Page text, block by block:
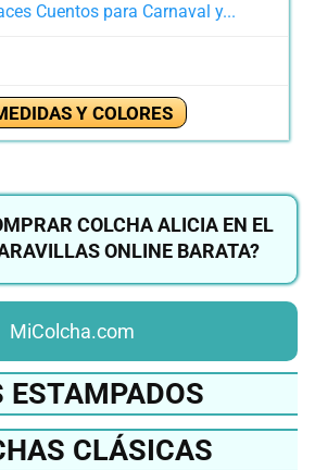
Cuentos para Carnaval y...
Y COLORES
COLCHA ALICIA EN EL
ONLINE BARATA?
MiColcha.com
ESTAMPADOS
CLÁSICAS